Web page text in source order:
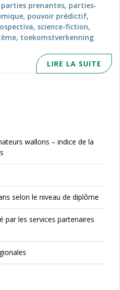
parties prenantes, parties-
, pouvoir prédictif,
, science-fiction,
, toekomstverkenning
LIRE LA SUITE
wallons – indice de la
selon le niveau de diplôme
par les services partenaires